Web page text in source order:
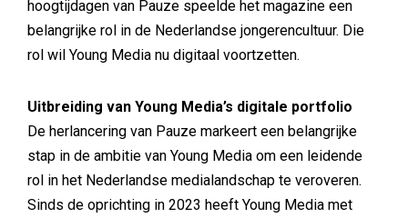
hoogtijdagen van Pauze speelde het magazine een
belangrijke rol in de Nederlandse jongerencultuur. Die
rol wil Young Media nu digitaal voortzetten.
Uitbreiding van Young Media’s digitale portfolio
De herlancering van Pauze markeert een belangrijke
stap in de ambitie van Young Media om een leidende
rol in het Nederlandse medialandschap te veroveren.
Sinds de oprichting in 2023 heeft Young Media met